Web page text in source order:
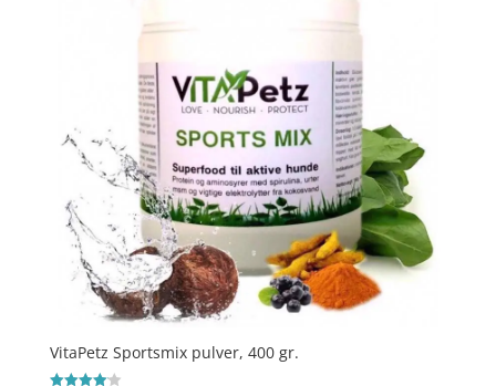
VitaPetz Sportsmix pulver, 400 gr.